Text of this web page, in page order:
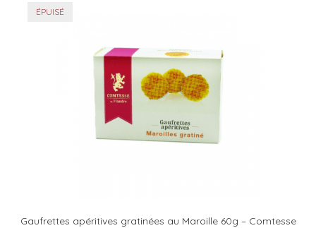
ÉPUISÉ
Gaufrettes apéritives gratinées au Maroille 60g – Comtesse